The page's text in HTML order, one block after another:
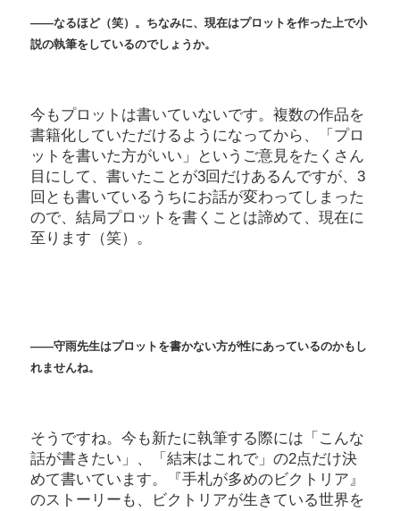
――なるほど（笑）。ちなみに、現在はプロットを作った上で小
説の執筆をしているのでしょうか。
今もプロットは書いていないです。複数の作品を
書籍化していただけるようになってから、「プロ
ットを書いた方がいい」というご意見をたくさん
目にして、書いたことが3回だけあるんですが、3
回とも書いているうちにお話が変わってしまった
ので、結局プロットを書くことは諦めて、現在に
至ります（笑）。
――守雨先生はプロットを書かない方が性にあっているのかもし
れませんね。
そうですね。今も新たに執筆する際には「こんな
話が書きたい」、「結末はこれで」の2点だけ決
めて書いています。『手札が多めのビクトリア』
のストーリーも、ビクトリアが生きている世界を